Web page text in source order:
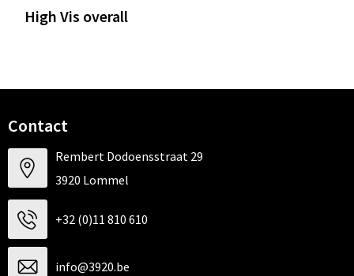
High Vis overall
Contact
Rembert Dodoensstraat 29
3920 Lommel
+32 (0)11 810 610
info@3920.be